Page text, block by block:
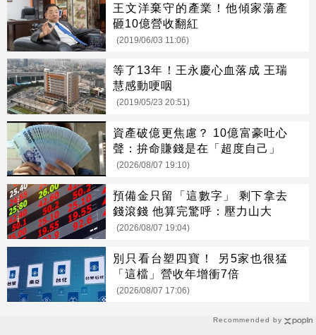
Recommended by
王文洋棄守的產業！他傾家蕩產
砸10億營收翻紅
(2019/06/03 11:06)
等了13年！王永慶心血落成 王瑞
慧感動哽咽
(2019/05/23 20:51)
資產破億更焦慮？ 10億富豪吐心
聲：拚命賺錢是在「超度自己」
(2026/08/07 19:10)
預備金只留「這數字」 剩下拿去
錢滾錢 他算完驚呼：壓力山大
(2026/08/07 19:04)
別只看台塑四寶！ 另5家也很猛
「這檔」營收年增衝7倍
(2026/08/07 17:06)